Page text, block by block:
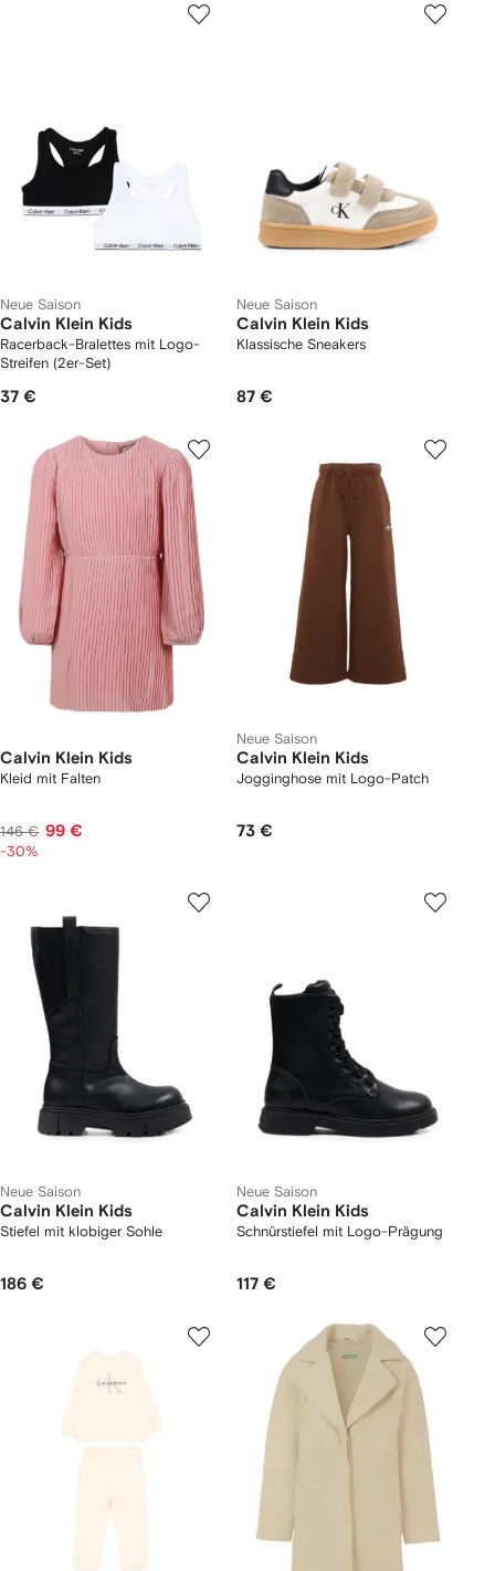
Neue Saison
Calvin Klein Kids
Racerback-Bralettes mit Logo-
Streifen (2er-Set)
37 €
Neue Saison
Calvin Klein Kids
Klassische Sneakers
87 €
Calvin Klein Kids
Kleid mit Falten
146 € 99 €
-30%
Neue Saison
Calvin Klein Kids
Jogginghose mit Logo-Patch
73 €
Neue Saison
Calvin Klein Kids
Stiefel mit klobiger Sohle
186 €
Neue Saison
Calvin Klein Kids
Schnürstiefel mit Logo-Prägung
117 €